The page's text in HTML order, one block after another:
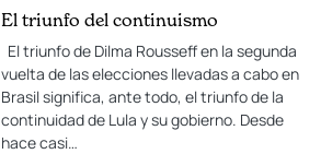
El triunfo del continuismo
El triunfo de Dilma Rousseff en la segunda
vuelta de las elecciones llevadas a cabo en
Brasil significa, ante todo, el triunfo de la
continuidad de Lula y su gobierno. Desde
hace casi…